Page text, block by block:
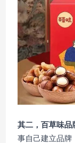
其二，百草味品
事自己建立品牌